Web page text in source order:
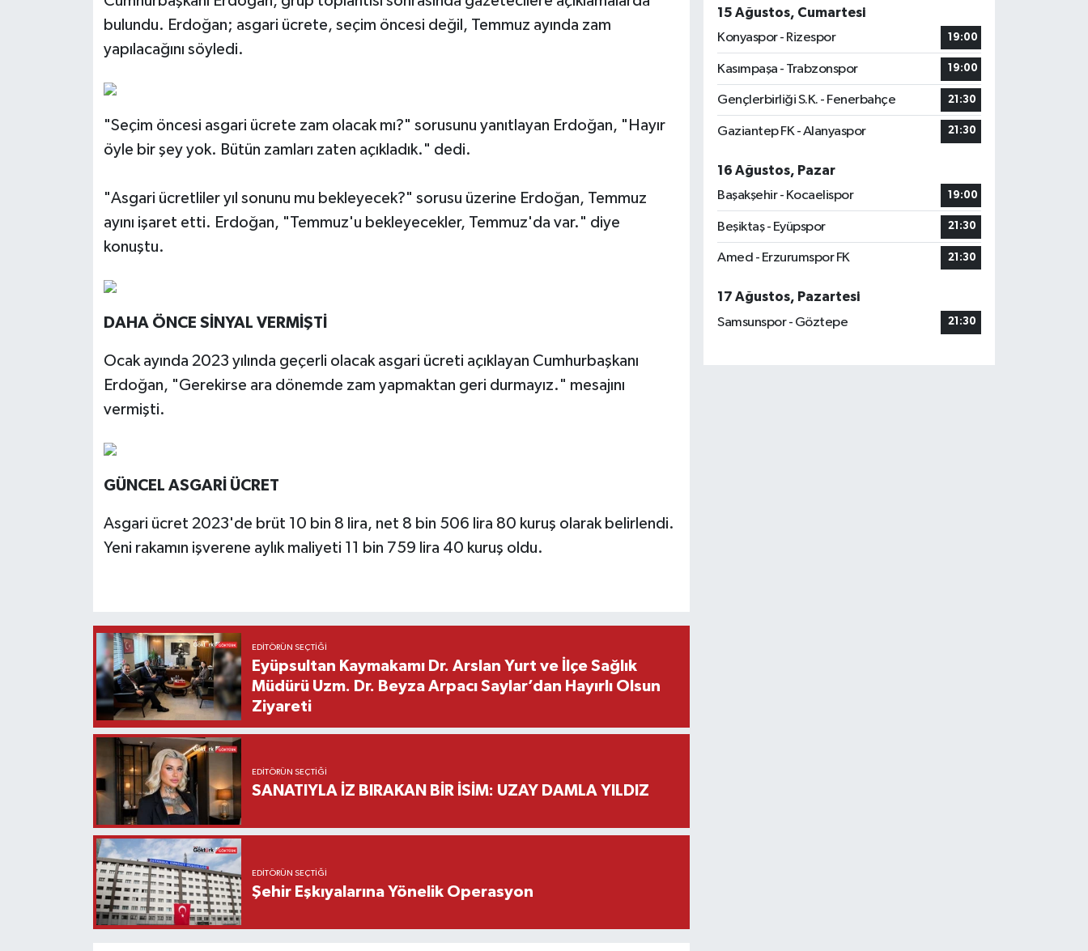
bulundu. Erdoğan; asgari ücrete, seçim öncesi değil, Temmuz ayında zam
yapılacağını söyledi.
"Seçim öncesi asgari ücrete zam olacak mı?" sorusunu yanıtlayan Erdoğan, "Hayır
öyle bir şey yok. Bütün zamları zaten açıkladık." dedi.
"Asgari ücretliler yıl sonunu mu bekleyecek?" sorusu üzerine Erdoğan, Temmuz
ayını işaret etti. Erdoğan, "Temmuz'u bekleyecekler, Temmuz'da var." diye
konuştu.
DAHA ÖNCE SİNYAL VERMİŞTİ
Ocak ayında 2023 yılında geçerli olacak asgari ücreti açıklayan Cumhurbaşkanı
Erdoğan, "Gerekirse ara dönemde zam yapmaktan geri durmayız." mesajını
vermişti.
GÜNCEL ASGARİ ÜCRET
Asgari ücret 2023'de brüt 10 bin 8 lira, net 8 bin 506 lira 80 kuruş olarak belirlendi.
Yeni rakamın işverene aylık maliyeti 11 bin 759 lira 40 kuruş oldu.
EDITÖRÜN SEÇTIĞI
Eyüpsultan Kaymakamı Dr. Arslan Yurt ve İlçe Sağlık
Müdürü Uzm. Dr. Beyza Arpacı Saylar’dan Hayırlı Olsun
Ziyareti
EDITÖRÜN SEÇTIĞI
SANATIYLA İZ BIRAKAN BİR İSİM: UZAY DAMLA YILDIZ
EDITÖRÜN SEÇTIĞI
Şehir Eşkıyalarına Yönelik Operasyon
15 Ağustos, Cumartesi
Konyaspor - Rizespor
19:00
Kasımpaşa - Trabzonspor 19:00
Gençlerbirliği S.K. - Fenerbahçe 21:30
Gaziantep FK - Alanyaspor 21:30
16 Ağustos, Pazar
Başakşehir - Kocaelispor
19:00
Beşiktaş - Eyüpspor 21:30
Amed - Erzurumspor FK 21:30
17 Ağustos, Pazartesi
Samsunspor - Göztepe
21:30